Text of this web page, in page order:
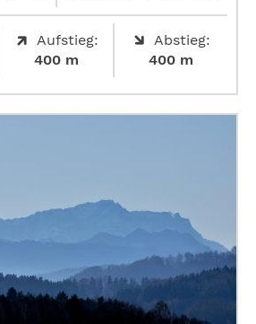
Aufstieg:
400 m
Abstieg:
400 m